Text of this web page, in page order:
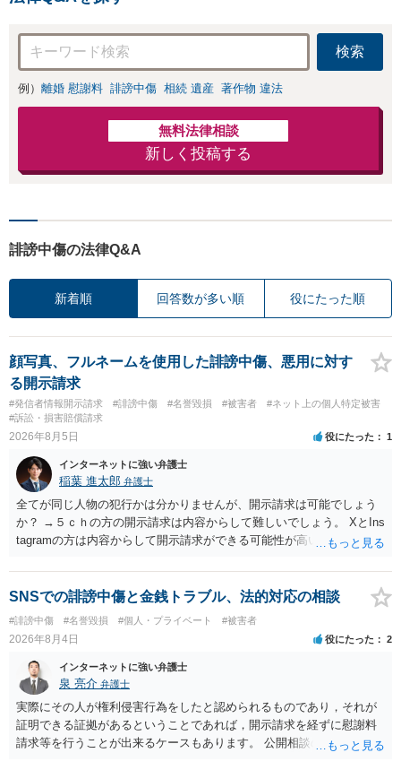
検索
例） 離婚 慰謝料 誹謗中傷 相続 遺産 著作物 違法
無料法律相談
新しく投稿する
誹謗中傷の法律Q&A
新着順 回答数が多い順 役にたった順
顔写真、フルネームを使用した誹謗中傷、悪用に対す
る開示請求
#発信者情報開示請求 #誹謗中傷 #名誉毀損 #被害者
#ネット上の個人特定被害
#訴訟・損害賠償請求
2026年8月5日 役にたった 1
インターネットに強い弁護士
稲葉 進太郎 弁護士
全てが同じ人物の犯行かは分かりませんが、開示請求は可能でしょう
か？ →５ｃｈの方の開示請求は内容からして難しいでしょう。 XとIns
tagramの方は内容からして開示請求ができる可能性が高いでしょう。
いでしょう。７月中にアカウントが削除されている場合、今から進め
ても失敗する可能性が高いように思われます。 相手を特定できた場
合、相手に全ての弁護士費用を負担させることは可能でしょうか？ →
訴訟外の交渉で相手方が認めれば負担させることができるでしょう。
訴訟で判決となった場合は、実際の弁護士費用が認められる場合と認
められない場合があり何ともいえないところでしょう。
SNSでの誹謗中傷と金銭トラブル、法的対応の相談
#誹謗中傷 #名誉毀損 #個人・プライベート #被害者
2026年8月4日 役にたった 2
インターネットに強い弁護士
泉 亮介 弁護士
実際にその人が権利侵害行為をしたと認められるものであり，それが
証明できる証拠があるということであれば，開示請求を経ずに慰謝料
請求等を行うことが出来るケースもあります。 公開相談の場では回答